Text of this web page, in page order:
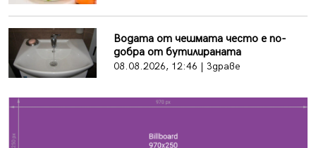
Водата от чешмата често е по-
добра от бутилираната
08.08.2026, 12:46 | Здраве